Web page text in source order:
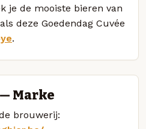
je de mooiste bieren van
deze Goedendag Cuvée
.
Marke
brouwerij: